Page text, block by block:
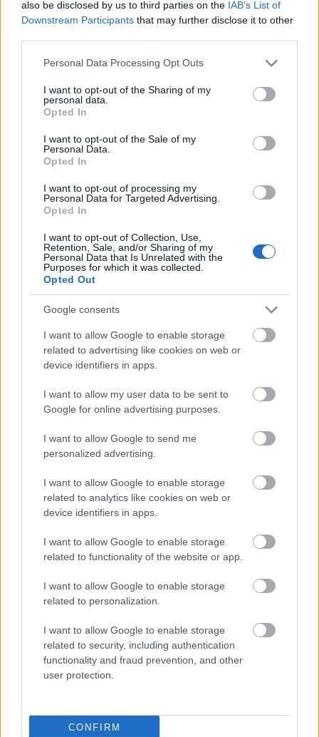
also be disclosed by us to third parties on the IAB’s List of
Downstream Participants that may further disclose it to other
Please note that this website/app uses one or more Google
not limited to your visit or usage behaviour. You may click to
grant or deny consent to Google and its third-party tags to
use your data for below specified purposes in below Google
consent section.
Personal Data Processing Opt Outs
I want to opt-out of the Sharing of my
personal data.
Opted In
I want to opt-out of the Sale of my
Personal Data.
Opted In
I want to opt-out of processing my
Personal Data for Targeted Advertising.
Opted In
I want to opt-out of Collection, Use,
Retention, Sale, and/or Sharing of my
Personal Data that Is Unrelated with the
Purposes for which it was collected.
Opted Out
Google consents
I want to allow Google to enable storage
related to advertising like cookies on web or
device identifiers in apps.
I want to allow my user data to be sent to
Google for online advertising purposes.
I want to allow Google to send me
personalized advertising.
I want to allow Google to enable storage
related to analytics like cookies on web or
device identifiers in apps.
I want to allow Google to enable storage
related to functionality of the website or app.
I want to allow Google to enable storage
related to personalization.
I want to allow Google to enable storage
related to security, including authentication
functionality and fraud prevention, and other
user protection.
CONFIRM
Mozirajongok koreben nem kell bemutatnunk Nick
Hornbyt. Lehet, sokan nem ismerik az irot, de esetleg
mozgóképben...
szeretnék rizsázni. Szigetről túl sok mindent nem
lehet írni.. maradt az ami volt, hiába próbálnak ...